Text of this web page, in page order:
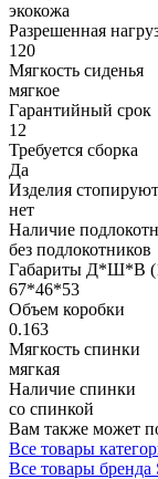
экокожа
Разрешенная
120
Мягкость сиденья
мягкое
Гарантийный срок
12
Требуется сборка
Да
Изделия
нет
Наличие
без подлокотников
Габариты Д*Ш*В
67*46*53
Объем коробки
0.163
Мягкость спинки
мягкая
Наличие спинки
со спинкой
Вам также может
Все товары
Все товары бренда